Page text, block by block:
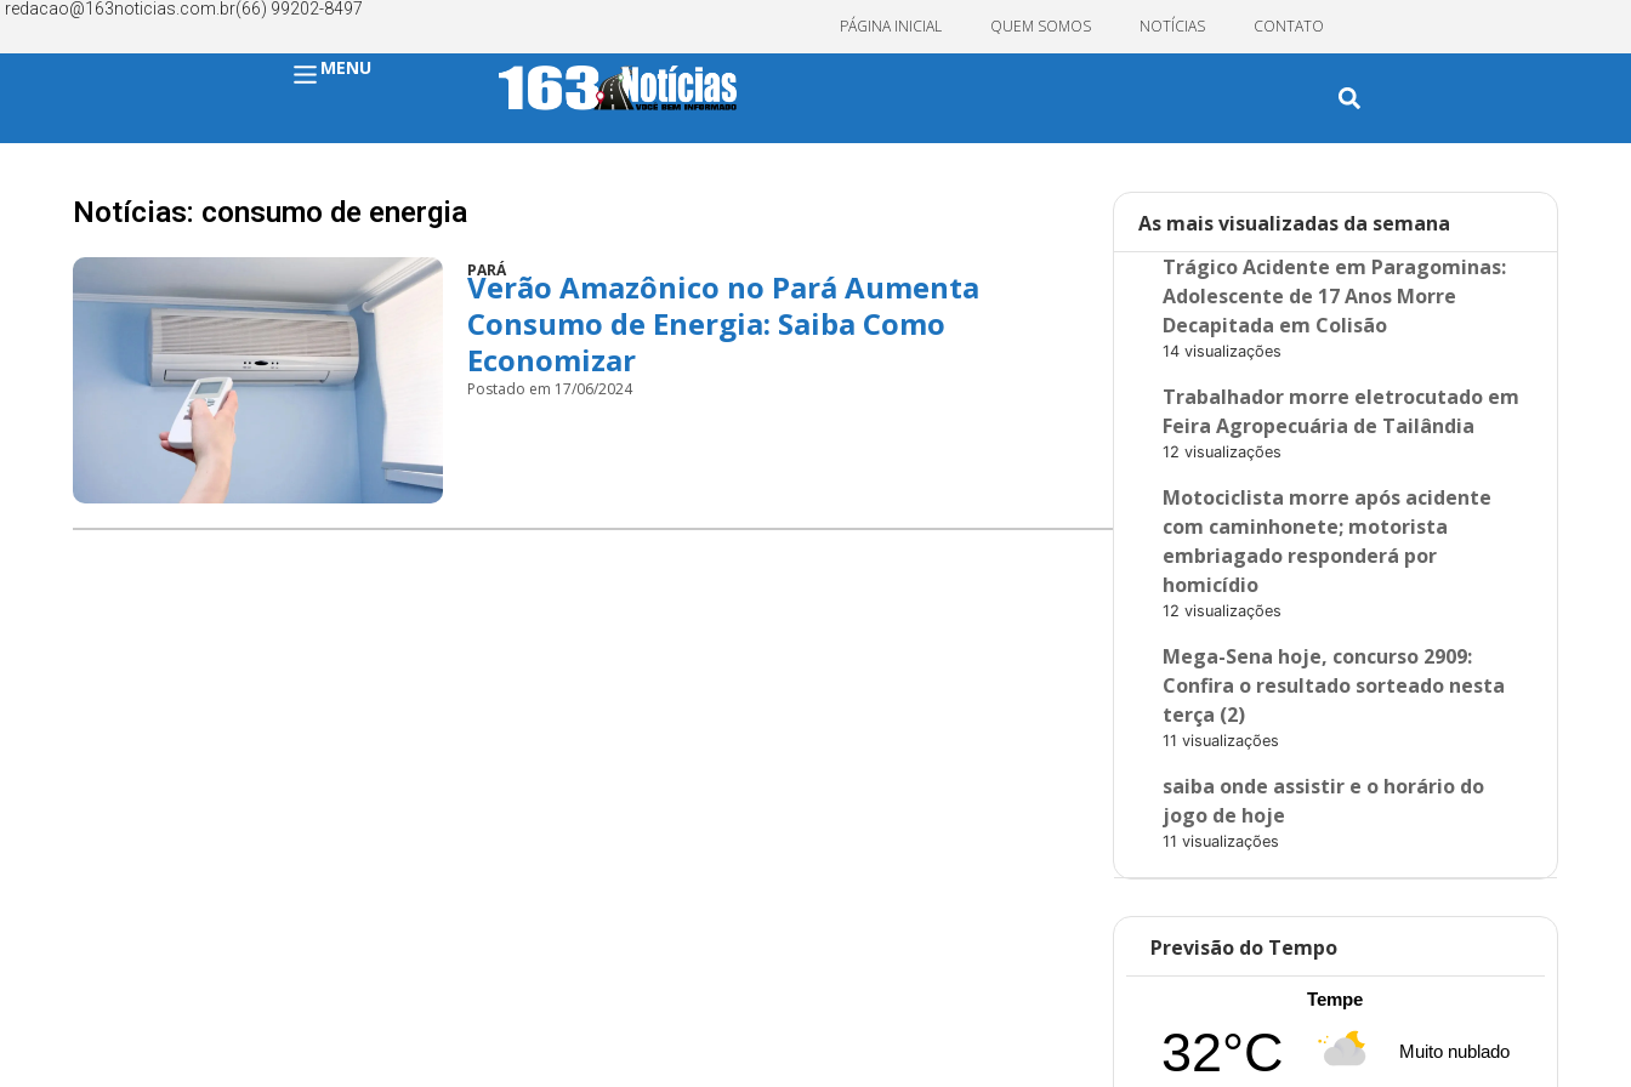
redacao@163noticias.com.br(66) 99202-8497
PÁGINA INICIAL QUEM SOMOS NOTÍCIAS CONTATO
MENU
Notícias: consumo de energia
PARÁ
Verão Amazônico no Pará Aumenta
Consumo de Energia: Saiba Como
Economizar
Postado em 17/06/2024
As mais visualizadas da semana
Trágico Acidente em Paragominas:
Adolescente de 17 Anos Morre
Decapitada em Colisão
14 visualizações
Trabalhador morre eletrocutado em
Feira Agropecuária de Tailândia
12 visualizações
Motociclista morre após acidente
com caminhonete; motorista
embriagado responderá por
homicídio
12 visualizações
Mega-Sena hoje, concurso 2909:
Confira o resultado sorteado nesta
terça (2)
11 visualizações
saiba onde assistir e o horário do
jogo de hoje
11 visualizações
Previsão do Tempo
Tempe
32°C Muito nublado